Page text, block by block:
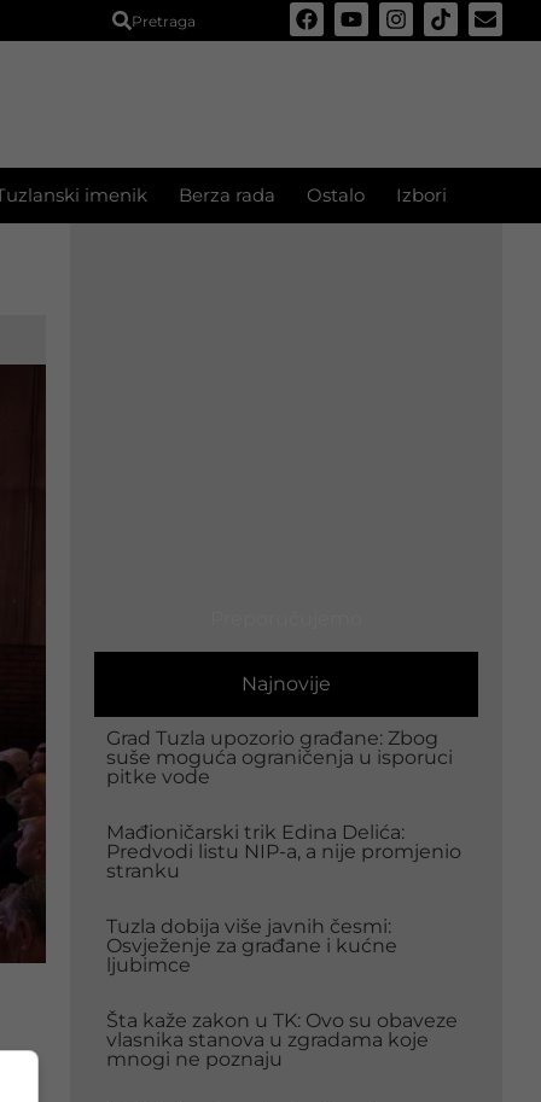
Pretraga
imenik Berza rada Ostalo Izbori
Najnovije
Grad Tuzla upozorio građane: Zbog
suše moguća ograničenja u isporuci
pitke vode
Mađioničarski trik Edina Delića:
Predvodi listu NIP-a, a nije promjenio
stranku
Tuzla dobija više javnih česmi:
Osvježenje za građane i kućne
ljubimce
Šta kaže zakon u TK: Ovo su obaveze
vlasnika stanova u zgradama koje
mnogi ne poznaju